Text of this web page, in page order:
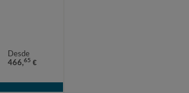
Desde
466,65 €